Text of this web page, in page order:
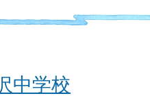
中学校